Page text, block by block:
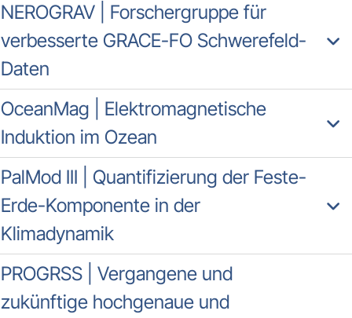
NEROGRAV | Forschergruppe für
verbesserte GRACE-FO Schwerefeld-
Daten
OceanMag | Elektromagnetische
Induktion im Ozean
PalMod III | Quantifizierung der Feste-
Erde-Komponente in der
Klimadynamik
PROGRSS | Vergangene und
zukünftige hochgenaue und